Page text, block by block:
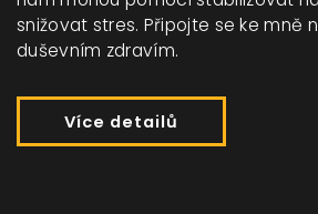
snižovat stres. Připojte se ke mně
duševním zdravím.
Více detailů